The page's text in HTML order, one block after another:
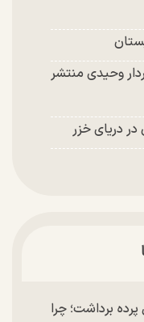
وحیدی منتشر
در دریای خزر
و کنترل پرده برداشت؛ چرا